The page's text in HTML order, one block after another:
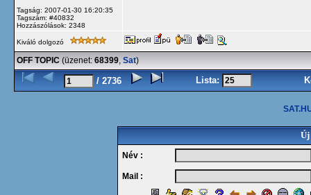
Tagság: 2007-01-30 16:20:35
Tagszám: #40832
Hozzászólások: 2348
Kiváló dolgozó
OFF TOPIC (üzenet: 68399, Sat)
/ 2736 Lista:
Új
Név :
Mail :